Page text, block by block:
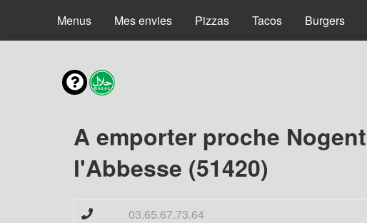
Menus Mes envies Pizzas Tacos Burgers
A emporter proche Nogent
l'Abbesse (51420)
03.65.67.73.64